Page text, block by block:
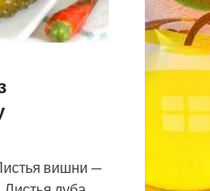
вишни —